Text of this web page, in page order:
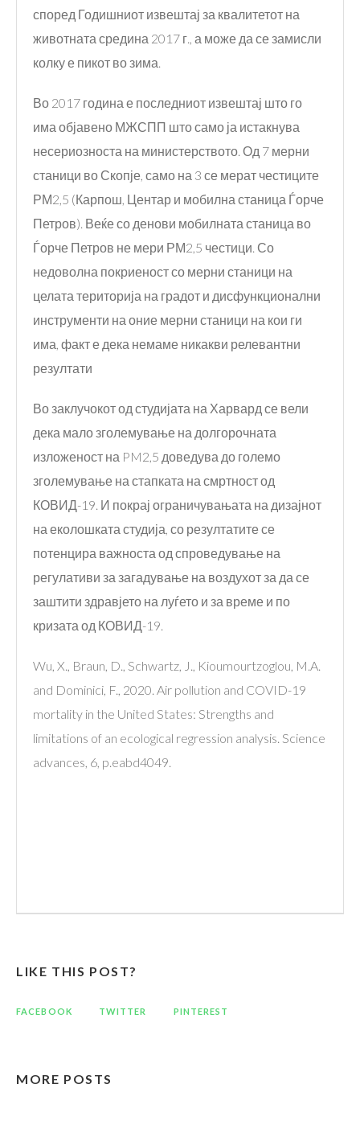
според Годишниот извештај за квалитетот на
животната средина 2017 г., а може да се замисли
колку е пикот во зима.
Во 2017 година е последниот извештај што го
има објавено МЖСПП што само ја истакнува
несериозноста на министерството. Од 7 мерни
станици во Скопје, само на 3 се мерат честиците
РМ2,5 (Карпош, Центар и мобилна станица Ѓорче
Петров). Веќе со денови мобилната станица во
Ѓорче Петров не мери РМ2,5 честици. Со
недоволна покриеност со мерни станици на
целата територија на градот и дисфункционални
инструменти на оние мерни станици на кои ги
има, факт е дека немаме никакви релевантни
резултати
Во заклучокот од студијата на Харвард се вели
дека мало зголемување на долгорочната
изложеност на PM2,5 доведува до големо
зголемување на стапката на смртност од
КОВИД-19. И покрај ограничувањата на дизајнот
на еколошката студија, со резултатите се
потенцира важноста од спроведување на
регулативи за загадување на воздухот за да се
заштити здравјето на луѓето и за време и по
кризата од КОВИД-19.
Wu, X., Braun, D., Schwartz, J., Kioumourtzoglou, M.A.
and Dominici, F., 2020. Air pollution and COVID-19
mortality in the United States: Strengths and
limitations of an ecological regression analysis. Science
advances, 6, p.eabd4049.
LIKE THIS POST?
FACEBOOK TWITTER PINTEREST
MORE POSTS